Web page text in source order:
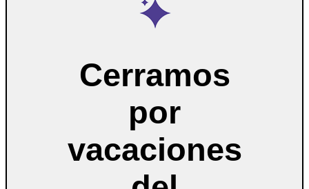
Cerramos
por
vacaciones